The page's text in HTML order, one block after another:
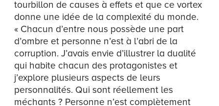
tourbillon de causes à effets et que ce vortex
donne une idée de la complexité du monde.
« Chacun d’entre nous possède une part
d’ombre et personne n’est à l’abri de la
corruption. J’avais envie d’illustrer la dualité
qui habite chacun des protagonistes et
j’explore plusieurs aspects de leurs
personnalités. Qui sont réellement les
méchants ? Personne n’est complètement